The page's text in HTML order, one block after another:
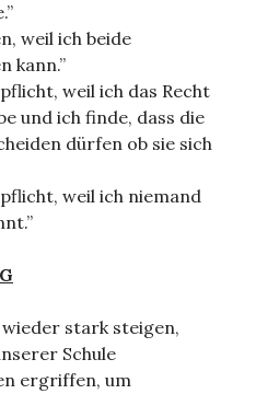
weil ich beide
kann.”
weil ich das Recht
und ich finde, dass die
dürfen ob sie sich
weil ich niemand
stark steigen,
Schule
ergriffen, um